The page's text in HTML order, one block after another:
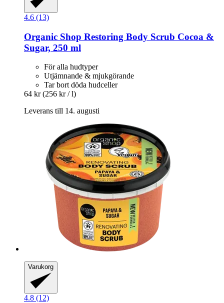
4.6 (13)
Organic Shop Restoring Body Scrub Cocoa &
Sugar, 250 ml
För alla hudtyper
Utjämnande & mjukgörande
Tar bort döda hudceller
64 kr (256 kr / l)
Leverans till 14. augusti
Varukorg
4.8 (12)